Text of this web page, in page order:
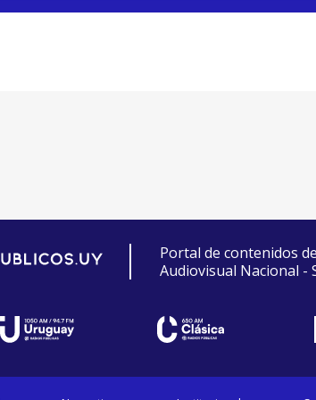
Portal de contenidos
Audiovisual Nacional -